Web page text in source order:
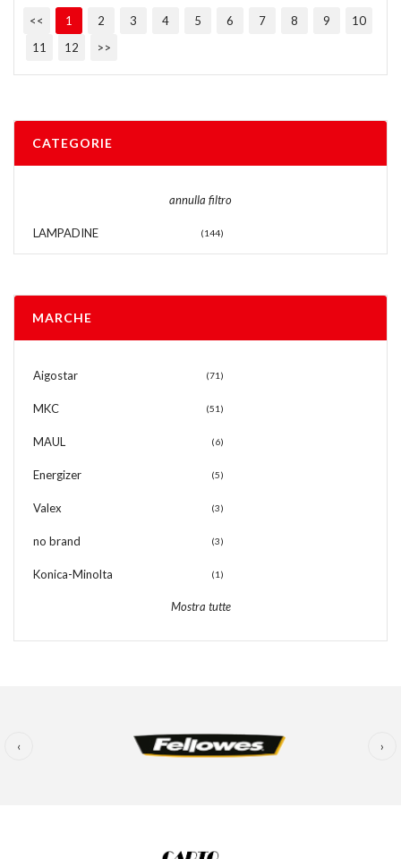
<< 1 2 3 4 5 6 7 8 9
10
11
12 >>
CATEGORIE
annulla filtro
LAMPADINE (144)
MARCHE
Aigostar (71)
MKC (51)
MAUL (6)
Energizer (5)
Valex (3)
no brand (3)
Konica-Minolta (1)
Mostra tutte
‹ ›